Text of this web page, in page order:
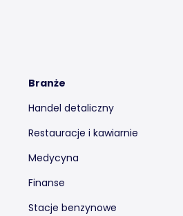
Branże
Handel detaliczny
Restauracje i kawiarnie
Medycyna
Finanse
Stacje benzynowe